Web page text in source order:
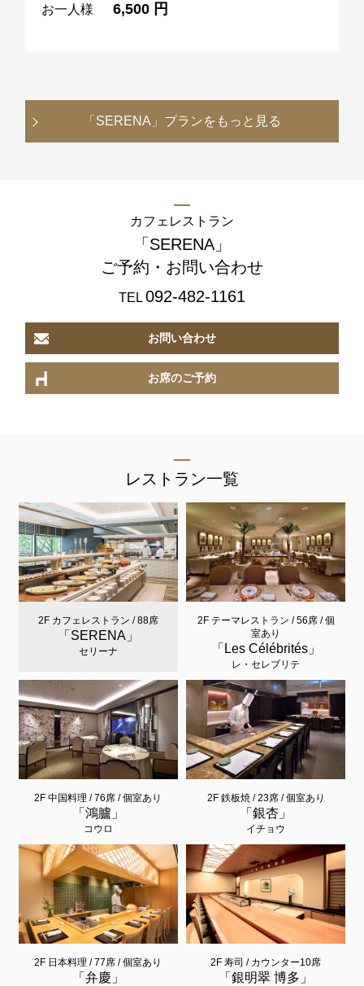
お一人様 6,500 円
「SERENA」 プランをもっと見る
カフェレストラン
「SERENA」
ご予約・お問い合わせ
TEL 092-482-1161
お問い合わせ
お席のご予約
レストラン一覧
2F カフェレストラン / 88席
「SERENA」
セリーナ
2F テーマレストラン / 56席 / 個
室あり
「Les Célébrités」
レ・セレブリテ
2F 中国料理 / 76席 / 個室あり
「鴻臚」
コウロ
2F 鉄板焼 / 23席 / 個室あり
「銀杏」
イチョウ
2F 日本料理 / 77席 / 個室あり
「弁慶」
2F 寿司 / カウンター10席
「銀明翠 博多」